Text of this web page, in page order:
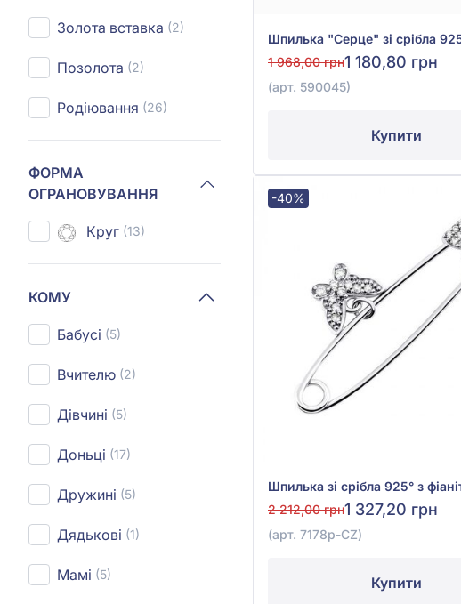
Золота вставка (2)
Позолота (2)
Родіювання (26)
ФОРМА
ОГРАНОВУВАННЯ
Круг (13)
КОМУ
Бабусі (5)
Вчителю (2)
Дівчині (5)
Доньці (17)
Дружині (5)
Дядькові (1)
Мамі (5)
1 968,00 грн1 180,80 грн
(арт. 590045)
Купити
-40%
2 212,00 грн1 327,20 грн
(арт. 7178р-CZ)
Купити